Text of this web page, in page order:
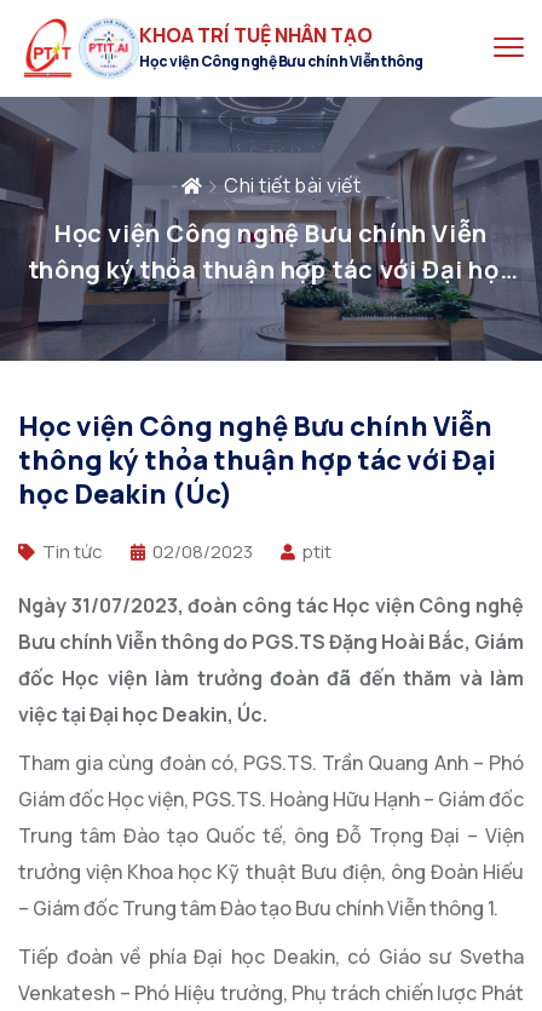
KHOA TRÍ TUỆ NHÂN TẠO
Học viện Công nghệ Bưu chính Viễn thông
Chi tiết bài viết
Học viện Công nghệ Bưu chính Viễn
thông ký thỏa thuận hợp tác với Đại học
Deakin (Úc)
Học viện Công nghệ Bưu chính Viễn
thông ký thỏa thuận hợp tác với Đại
học Deakin (Úc)
Tin tức 02/08/2023 ptit
Ngày 31/07/2023, đoàn công tác Học viện Công nghệ
Bưu chính Viễn thông do PGS.TS Đặng Hoài Bắc, Giám
đốc Học viện làm trưởng đoàn đã đến thăm và làm
việc tại Đại học Deakin, Úc.
Tham gia cùng đoàn có, PGS.TS. Trần Quang Anh – Phó
Giám đốc Học viện, PGS.TS. Hoàng Hữu Hạnh – Giám đốc
Trung tâm Đào tạo Quốc tế, ông Đỗ Trọng Đại – Viện
trưởng viện Khoa học Kỹ thuật Bưu điện, ông Đoàn Hiếu
– Giám đốc Trung tâm Đào tạo Bưu chính Viễn thông 1.
Tiếp đoàn về phía Đại học Deakin, có Giáo sư Svetha
Venkatesh – Phó Hiệu trưởng, Phụ trách chiến lược Phát